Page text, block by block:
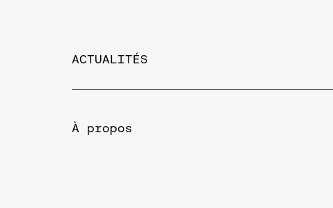
ACTUALITÉS
À propos